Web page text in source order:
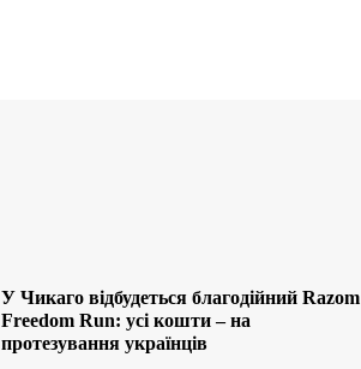
У Чикаго відбудеться благодійний Razom
Freedom Run: усі кошти – на
протезування українців